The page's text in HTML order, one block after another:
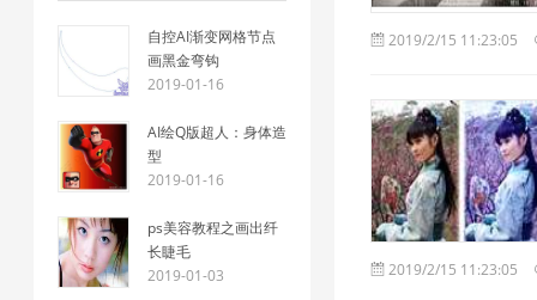
自控AI渐变网格节点
画黑金弯钩
2019-01-16
AI绘Q版超人：身体造
型
2019-01-16
ps美容教程之画出纤
长睫毛
2019-01-03
2019/2/15 11:23:05
2019/2/15 11:23:05